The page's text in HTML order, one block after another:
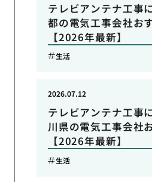
テレビアンテナ工事
都の電気工事会社お
【2026年最新】
生活
テレビアンテナ工事
川県の電気工事会社
【2026年最新】
2026.07.12
生活